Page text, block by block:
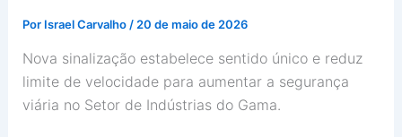
Por Israel Carvalho / 20 de maio de 2026
Nova sinalização estabelece sentido único e reduz
limite de velocidade para aumentar a segurança
viária no Setor de Indústrias do Gama.